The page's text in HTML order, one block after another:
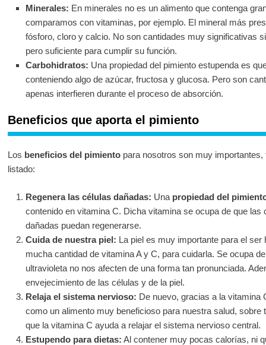
Minerales: En minerales no es un alimento que contenga
comparamos con vitaminas, por ejemplo. El mineral más
fósforo, cloro y calcio. No son cantidades muy significativas
pero suficiente para cumplir su función.
Carbohidratos: Una propiedad del pimiento estupenda es
conteniendo algo de azúcar, fructosa y glucosa. Pero son
apenas interfieren durante el proceso de absorción.
Beneficios que aporta el pimiento
Los beneficios del pimientopara nosotros son muy importantes,
listado:
Regenera las células dañadas: Una propiedad del
contenido en vitamina C. Dicha vitamina se ocupa de que
dañadas puedan regenerarse.
Cuida de nuestra piel: La piel es muy importante para el
mucha cantidad de vitamina A y C, para cuidarla. Se ocupa
ultravioleta no nos afecten de una forma tan pronunciada.
envejecimiento de las células y de la piel.
Relaja el sistema nervioso: De nuevo, gracias a la vitamina
como un alimento muy beneficioso para nuestra salud,
que la vitamina C ayuda a relajar el sistema nervioso central.
Estupendo para dietas: Al contener muy pocas calorías, ni